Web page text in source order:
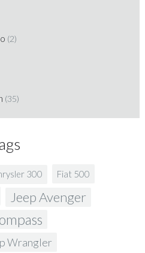
(2)
(35)
300 Fiat 500
Jeep Avenger
Wrangler